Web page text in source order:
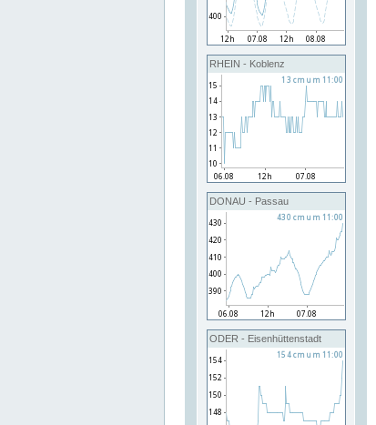
RHEIN - Koblenz
DONAU - Passau
ODER - Eisenhüttenstadt